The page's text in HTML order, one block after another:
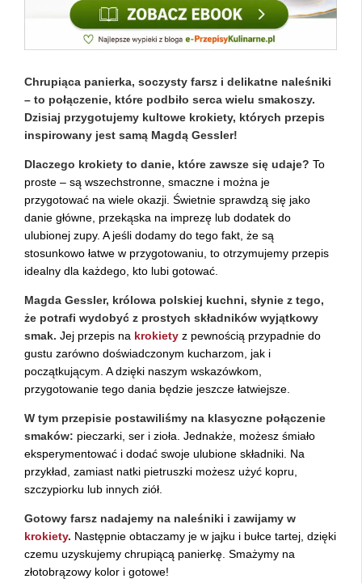
Chrupiąca panierka, soczysty farsz i delikatne naleśniki
– to połączenie, które podbiło serca wielu smakoszy.
Dzisiaj przygotujemy kultowe krokiety, których przepis
inspirowany jest samą Magdą Gessler!
Dlaczego krokiety to danie, które zawsze się udaje? To
proste – są wszechstronne, smaczne i można je
przygotować na wiele okazji. Świetnie sprawdzą się jako
danie główne, przekąska na imprezę lub dodatek do
ulubionej zupy. A jeśli dodamy do tego fakt, że są
stosunkowo łatwe w przygotowaniu, to otrzymujemy przepis
idealny dla każdego, kto lubi gotować.
Magda Gessler, królowa polskiej kuchni, słynie z tego,
że potrafi wydobyć z prostych składników wyjątkowy
smak. Jej przepis na krokiety z pewnością przypadnie do
gustu zarówno doświadczonym kucharzom, jak i
początkującym. A dzięki naszym wskazówkom,
przygotowanie tego dania będzie jeszcze łatwiejsze.
W tym przepisie postawiliśmy na klasyczne połączenie
smaków: pieczarki, ser i zioła. Jednakże, możesz śmiało
eksperymentować i dodać swoje ulubione składniki. Na
przykład, zamiast natki pietruszki możesz użyć kopru,
szczypiorku lub innych ziół.
Gotowy farsz nadajemy na naleśniki i zawijamy w
krokiety. Następnie obtaczamy je w jajku i bułce tartej, dzięki
czemu uzyskujemy chrupiącą panierkę. Smażymy na
złotobrązowy kolor i gotowe!